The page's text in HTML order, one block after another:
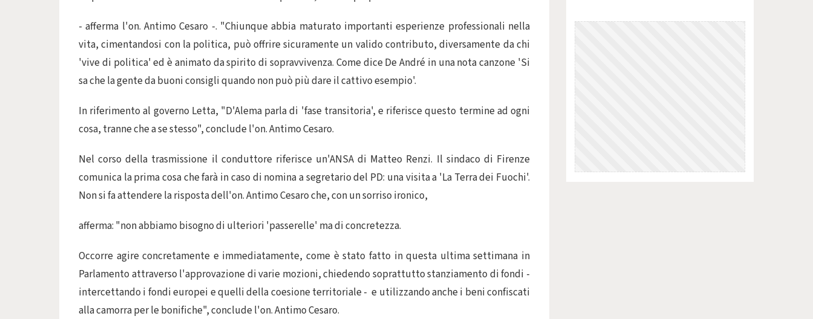
- afferma l'on. Antimo Cesaro -. "Chiunque abbia maturato importanti esperienze professionali nella
vita, cimentandosi con la politica, può offrire sicuramente un valido contributo, diversamente da chi
'vive di politica' ed è animato da spirito di sopravvivenza. Come dice De André in una nota canzone 'Si
sa che la gente da buoni consigli quando non può più dare il cattivo esempio'.
In riferimento al governo Letta, "D'Alema parla di 'fase transitoria', e riferisce questo termine ad ogni
cosa, tranne che a se stesso", conclude l'on. Antimo Cesaro.
Nel corso della trasmissione il conduttore riferisce un'ANSA di Matteo Renzi. Il sindaco di Firenze
comunica la prima cosa che farà in caso di nomina a segretario del PD: una visita a 'La Terra dei Fuochi'.
Non si fa attendere la risposta dell'on. Antimo Cesaro che, con un sorriso ironico,
afferma: "non abbiamo bisogno di ulteriori 'passerelle' ma di concretezza.
Occorre agire concretamente e immediatamente, come è stato fatto in questa ultima settimana in
Parlamento attraverso l'approvazione di varie mozioni, chiedendo soprattutto stanziamento di fondi -
intercettando i fondi europei e quelli della coesione territoriale - e utilizzando anche i beni confiscati
alla camorra per le bonifiche", conclude l'on. Antimo Cesaro.